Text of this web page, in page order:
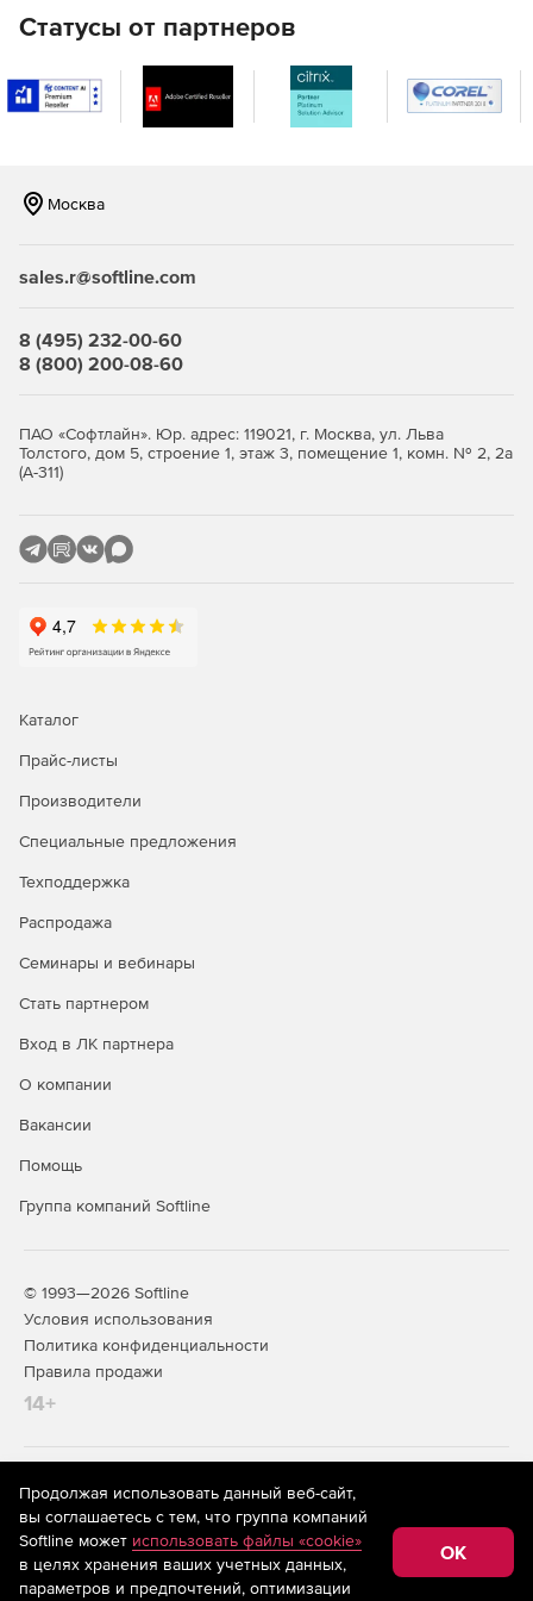
Статусы от партнеров
Москва
sales.r@softline.com
8 (495) 232-00-60
8 (800) 200-08-60
ПАО «Софтлайн». Юр. адрес: 119021, г. Москва, ул. Льва
Толстого, дом 5, строение 1, этаж 3, помещение 1, комн. № 2, 2а
(А-311)
Каталог
Прайс-листы
Производители
Специальные предложения
Техподдержка
Распродажа
Семинары и вебинары
Стать партнером
Вход в ЛК партнера
О компании
Вакансии
Помощь
Группа компаний Softline
© 1993—2026 Softline
Условия использования
Политика конфиденциальности
Правила продажи
14+
На информационном ресурсе store.softline.ru применяются
рекомендательные технологии
(информационные технологии
предоставления информации на основе сбора,
систематизации и анализа сведений, относящихся к
предпочтениям пользователей сети «Интернет»,
находящихся на территории Российской Федерации)
Продолжая использовать данный веб-сайт,
вы соглашаетесь с тем, что группа компаний
Softline может использовать файлы «cookie»
в целях хранения ваших учетных данных,
параметров и предпочтений, оптимизации
OK